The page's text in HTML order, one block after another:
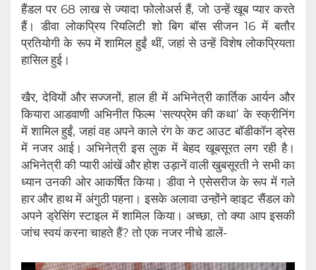
हैंडल पर 68 लाख से ज्यादा फोलोअर्स हैं, जो उन्हें खूब प्यार करते
हैं। डीवा लोकप्रिय रियलिटी शो बिग बॉस सीजन 16 में बतौर
प्रतियोगी के रूप में शामिल हुईं थीं, जहां से उन्हें विशेष लोकप्रियता
हासिल हुई।
खैर, देवियों और सज्जनों, हाल ही में अभिनेत्री कार्तिक आर्यन और
कियारा आडवाणी अभिनीत फिल्म ‘सत्यप्रेम की कथा’ के स्क्रीनिंग
में शामिल हुईं, जहां वह अपने काले रंग के कट आउट बॉडीकॉन ड्रेस
में नजर आई। अभिनेत्री इस लुक में बेहद खूबसूरत लग रही है।
अभिनेत्री की प्यारी आंखें और होश उड़ानें वाली खुबसूरती ने सभी का
ध्यान उनकी ओर आकर्षित किया। डीवा ने एसेसरीज के रूप में गले
हार और हाथ में अंगुठी पहना। इसके अलावा उन्होंने व्हाइट सैंडल को
अपने ड्रेसिंग स्टाइल में शामिल किया। अच्छा, तो क्या आप इसकी
जांच स्वयं करना चाहते हैं? तो एक नजर नीचे डालें-